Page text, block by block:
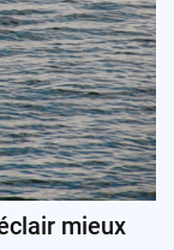
mieux